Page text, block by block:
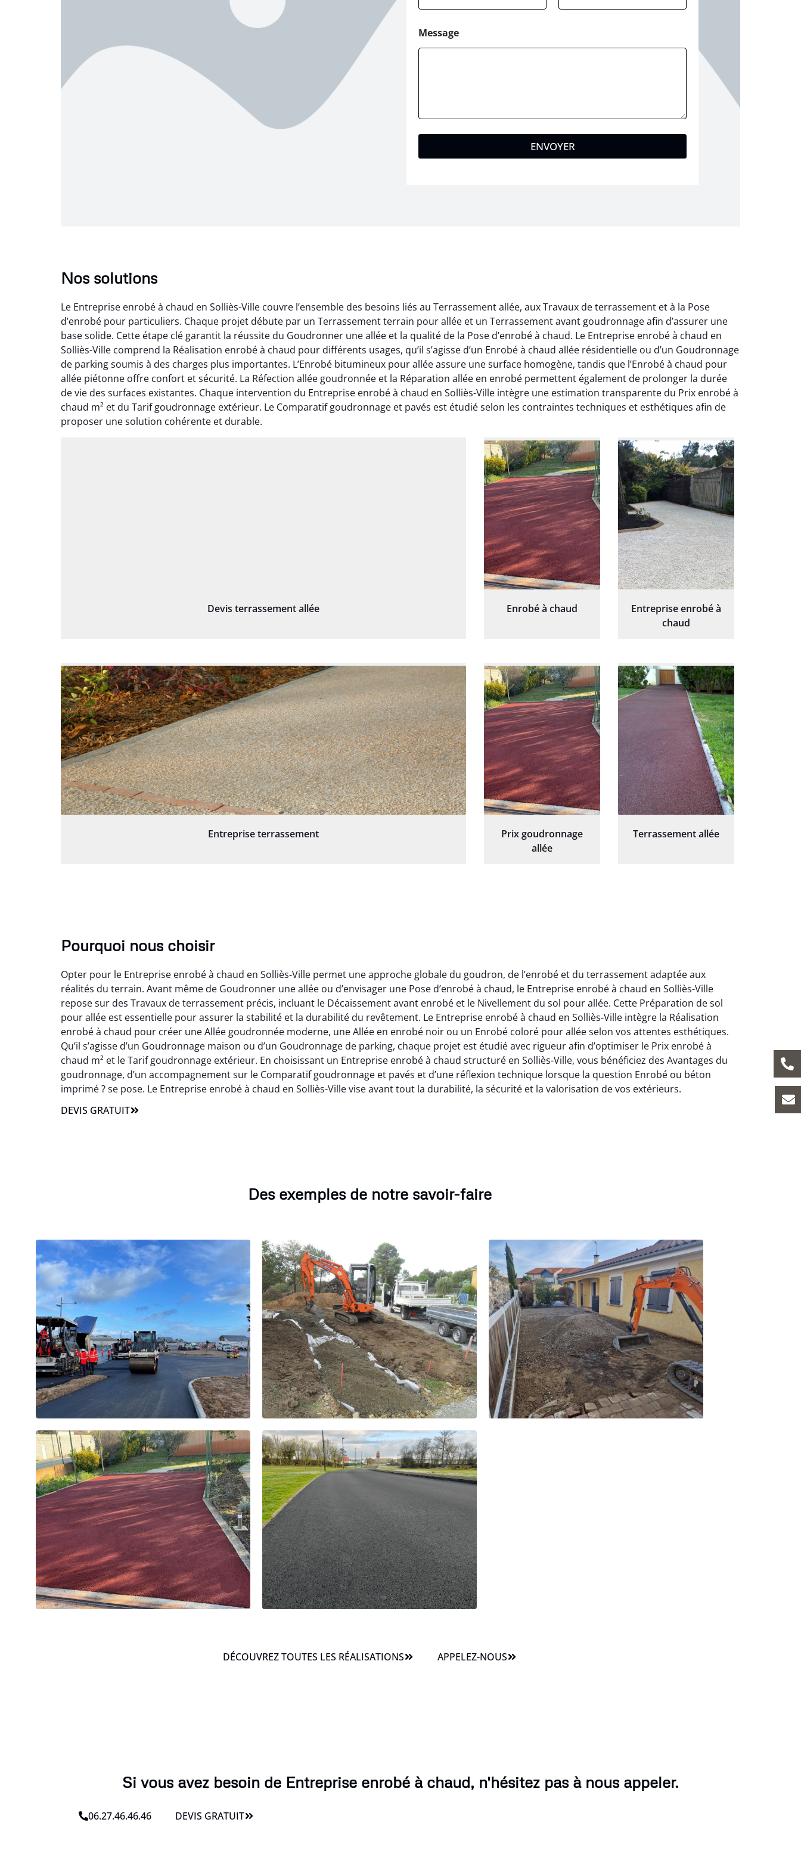
Message
ENVOYER
Nos solutions
Le Entreprise enrobé à chaud en Solliès-Ville couvre l’ensemble des besoins liés au Terrassement allée, aux Travaux de terrassement et à la Pose
d’enrobé pour particuliers. Chaque projet débute par un Terrassement terrain pour allée et un Terrassement avant goudronnage afin d’assurer une
base solide. Cette étape clé garantit la réussite du Goudronner une allée et la qualité de la Pose d’enrobé à chaud. Le Entreprise enrobé à chaud en
Solliès-Ville comprend la Réalisation enrobé à chaud pour différents usages, qu’il s’agisse d’un Enrobé à chaud allée résidentielle ou d’un Goudronnage
de parking soumis à des charges plus importantes. L’Enrobé bitumineux pour allée assure une surface homogène, tandis que l’Enrobé à chaud pour
allée piétonne offre confort et sécurité. La Réfection allée goudronnée et la Réparation allée en enrobé permettent également de prolonger la durée
de vie des surfaces existantes. Chaque intervention du Entreprise enrobé à chaud en Solliès-Ville intègre une estimation transparente du Prix enrobé à
chaud m² et du Tarif goudronnage extérieur. Le Comparatif goudronnage et pavés est étudié selon les contraintes techniques et esthétiques afin de
proposer une solution cohérente et durable.
Devis terrassement allée Enrobé à chaud
Entreprise enrobé à
chaud
Entreprise terrassement
Prix goudronnage
allée
Terrassement allée
Pourquoi nous choisir
Opter pour le Entreprise enrobé à chaud en Solliès-Ville permet une approche globale du goudron, de l’enrobé et du terrassement adaptée aux
réalités du terrain. Avant même de Goudronner une allée ou d’envisager une Pose d’enrobé à chaud, le Entreprise enrobé à chaud en Solliès-Ville
repose sur des Travaux de terrassement précis, incluant le Décaissement avant enrobé et le Nivellement du sol pour allée. Cette Préparation de sol
pour allée est essentielle pour assurer la stabilité et la durabilité du revêtement. Le Entreprise enrobé à chaud en Solliès-Ville intègre la Réalisation
enrobé à chaud pour créer une Allée goudronnée moderne, une Allée en enrobé noir ou un Enrobé coloré pour allée selon vos attentes esthétiques.
Qu’il s’agisse d’un Goudronnage maison ou d’un Goudronnage de parking, chaque projet est étudié avec rigueur afin d’optimiser le Prix enrobé à
chaud m² et le Tarif goudronnage extérieur. En choisissant un Entreprise enrobé à chaud structuré en Solliès-Ville, vous bénéficiez des Avantages du
goudronnage, d’un accompagnement sur le Comparatif goudronnage et pavés et d’une réflexion technique lorsque la question Enrobé ou béton
imprimé ? se pose. Le Entreprise enrobé à chaud en Solliès-Ville vise avant tout la durabilité, la sécurité et la valorisation de vos extérieurs.
DEVIS GRATUIT
Des exemples de notre savoir-faire
DÉCOUVREZ TOUTES LES RÉALISATIONS APPELEZ-NOUS
Si vous avez besoin de Entreprise enrobé à chaud, n'hésitez pas à nous appeler.
06.27.46.46.46 DEVIS GRATUIT